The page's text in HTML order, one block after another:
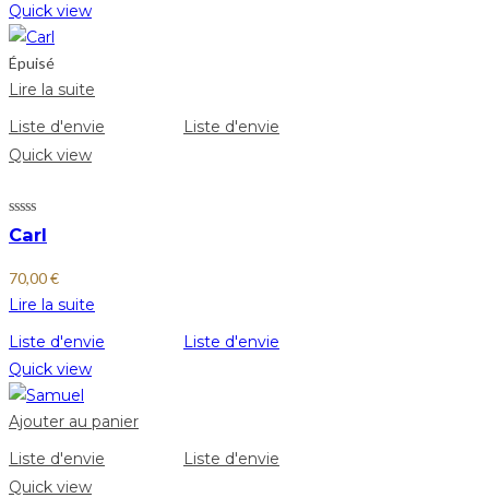
Quick view
Épuisé
Lire la suite
Liste d'envie
Liste d'envie
Quick view
Carl
70,00€
Lire la suite
Liste d'envie
Liste d'envie
Quick view
Ajouter au panier
Liste d'envie
Liste d'envie
Quick view